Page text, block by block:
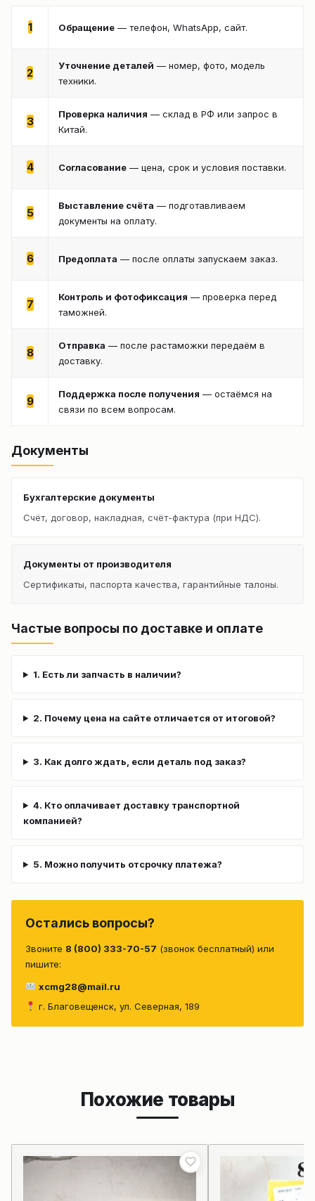
1 Обращение — телефон, WhatsApp, сайт.
2
Уточнение деталей — номер, фото, модель
техники.
3
Проверка наличия — склад в РФ или запрос в
Китай.
4 Согласование — цена, срок и условия поставки.
5
Выставление счёта — подготавливаем
документы на оплату.
6 Предоплата — после оплаты запускаем заказ.
7
Контроль и фотофиксация — проверка перед
таможней.
8
Отправка — после растаможки передаём в
доставку.
9
Поддержка после получения — остаёмся на
связи по всем вопросам.
Документы
Бухгалтерские документы
Счёт, договор, накладная, счёт-фактура (при НДС).
Документы от производителя
Сертификаты, паспорта качества, гарантийные талоны.
Частые вопросы по доставке и оплате
1. Есть ли запчасть в наличии?
2. Почему цена на сайте отличается от итоговой?
3. Как долго ждать, если деталь под заказ?
4. Кто оплачивает доставку транспортной
компанией?
5. Можно получить отсрочку платежа?
Остались вопросы?
Звоните 8 (800) 333-70-57 (звонок бесплатный) или
пишите:
xcmg28@mail.ru
г. Благовещенск, ул. Северная, 189
Похожие товары